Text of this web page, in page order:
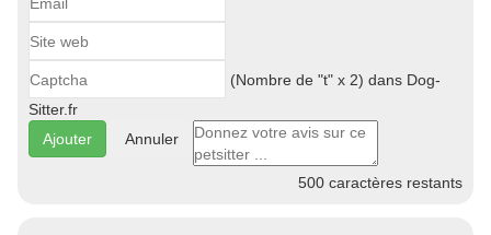
(Nombre de "t" x 2) dans Dog-
Sitter.fr
Annuler
500 caractères restants